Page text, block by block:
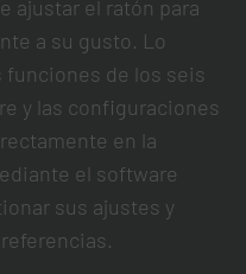
ajustar el ratón para
a su gusto. Lo
funciones de los seis
y las configuraciones
en la
el software
sus ajustes y